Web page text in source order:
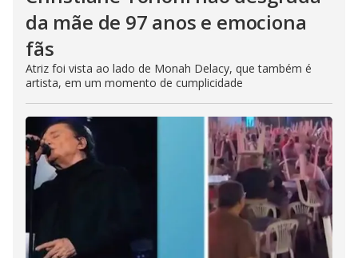
da mãe de 97 anos e emociona
fãs
Atriz foi vista ao lado de Monah Delacy, que também é
artista, em um momento de cumplicidade